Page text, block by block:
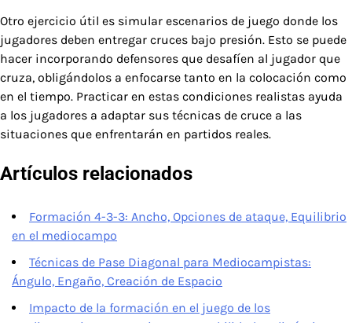
Otro ejercicio útil es simular escenarios de juego donde los
jugadores deben entregar cruces bajo presión. Esto se puede
hacer incorporando defensores que desafíen al jugador que
cruza, obligándolos a enfocarse tanto en la colocación como
en el tiempo. Practicar en estas condiciones realistas ayuda
a los jugadores a adaptar sus técnicas de cruce a las
situaciones que enfrentarán en partidos reales.
Artículos relacionados
Formación 4-3-3: Ancho, Opciones de ataque, Equilibrio
en el mediocampo
Técnicas de Pase Diagonal para Mediocampistas:
Ángulo, Engaño, Creación de Espacio
Impacto de la formación en el juego de los